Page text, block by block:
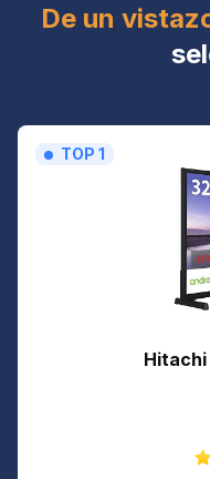
De un
TOP 1
Hitachi